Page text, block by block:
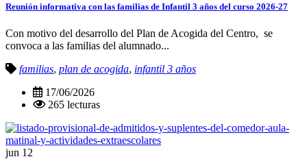
Reunión informativa con las familias de Infantil 3 años del curso 2026-27
Con motivo del desarrollo del Plan de Acogida del Centro, se
convoca a las familias del alumnado...
familias, plan de acogida, infantil 3 años
17/06/2026
265 lecturas
jun 12